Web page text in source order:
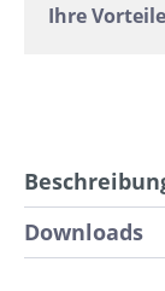
Ihre Vorteile
Downloads